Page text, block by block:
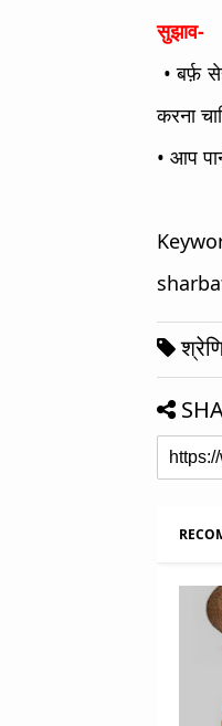
सुझाव-
• बर्फ़
करना
• आप